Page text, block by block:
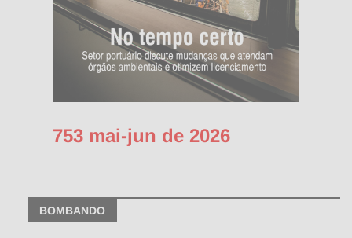
753 mai-jun de 2026
BOMBANDO